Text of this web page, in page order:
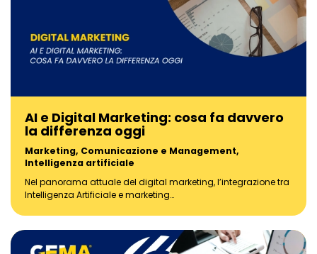
AI e Digital Marketing: cosa fa davvero
la differenza oggi
Marketing, Comunicazione e Management,
Intelligenza artificiale
Nel panorama attuale del digital marketing, l’integrazione tra
Intelligenza Artificiale e marketing…